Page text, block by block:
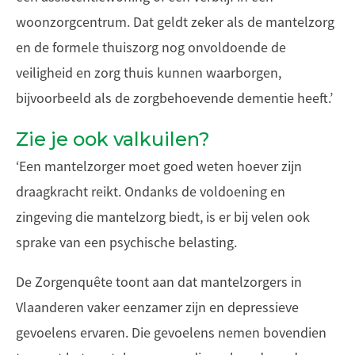
woonzorgcentrum. Dat geldt zeker als de mantelzorg
en de formele thuiszorg nog onvoldoende de
veiligheid en zorg thuis kunnen waarborgen,
bijvoorbeeld als de zorgbehoevende dementie heeft.’
Zie je ook valkuilen?
‘Een mantelzorger moet goed weten hoever zijn
draagkracht reikt. Ondanks de voldoening en
zingeving die mantelzorg biedt, is er bij velen ook
sprake van een psychische belasting.
De Zorgenquête toont aan dat mantelzorgers in
Vlaanderen vaker eenzamer zijn en depressieve
gevoelens ervaren. Die gevoelens nemen bovendien